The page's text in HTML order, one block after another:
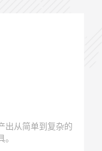
出从简单到复杂的